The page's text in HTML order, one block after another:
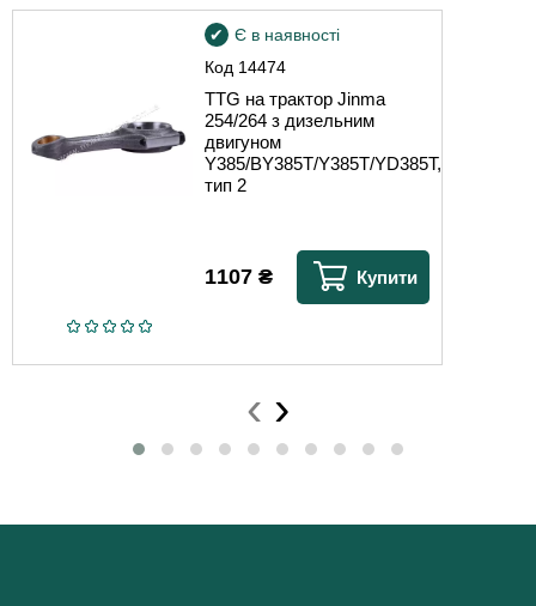
Код 14474
Є в наявності
TTG на трактор Jinma
254/264 з дизельним
двигуном
Y385/BY385T/Y385T/YD385T,
тип 2
1107 ₴ Купити
‹ ›